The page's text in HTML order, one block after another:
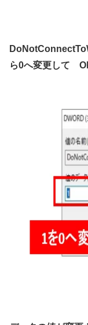
ら0へ変更して